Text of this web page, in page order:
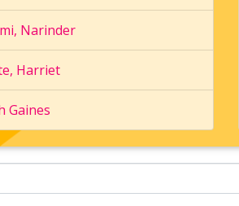
Narinder
Harriet
Gaines